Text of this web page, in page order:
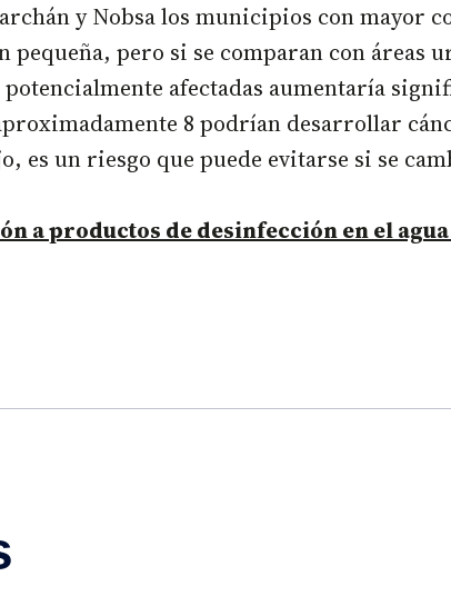
y Nobsa los municipios con mayor
pero si se comparan con áreas
afectadas aumentaría
8 podrían desarrollar
es un riesgo que puede evitarse si se
a productos de desinfección en el